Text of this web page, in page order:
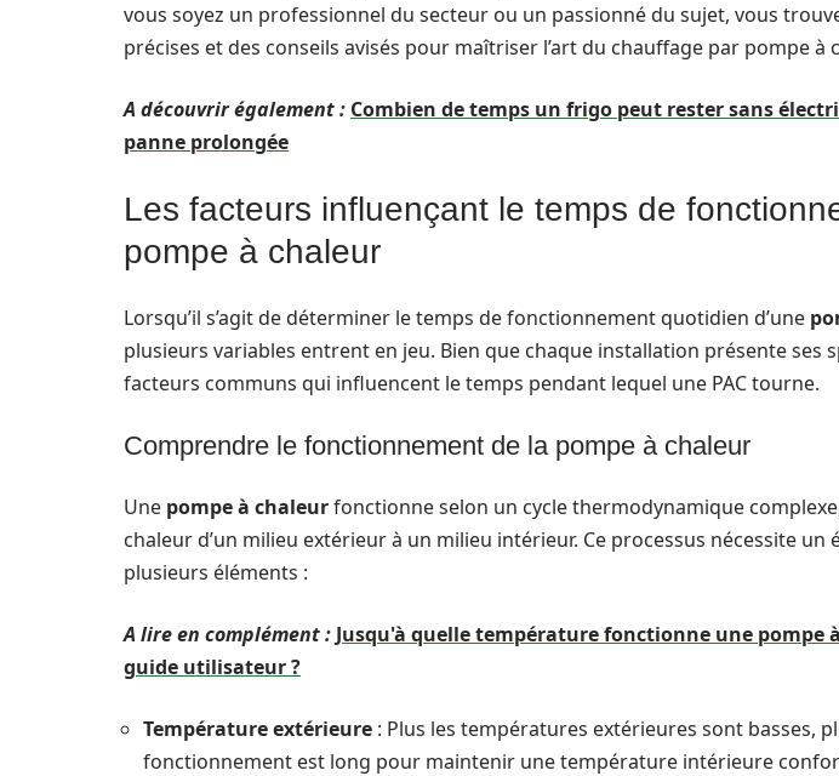
vous soyez un professionnel du secteur ou un passionné du sujet, vous
précises et des conseils avisés pour maîtriser l’art du chauffage par pompe à
A découvrir également : Combien de temps un frigo peut rester sans
panne prolongée
Les facteurs influençant le temps de
pompe à chaleur
Lorsqu’il s’agit de déterminer le temps de fonctionnement quotidien d’une
plusieurs variables entrent en jeu. Bien que chaque installation présente ses
facteurs communs qui influencent le temps pendant lequel une PAC tourne.
Comprendre le fonctionnement de la pompe à chaleur
Une pompe à chaleurfonctionne selon un cycle thermodynamique
chaleur d’un milieu extérieur à un milieu intérieur. Ce processus nécessite
plusieurs éléments :
A lire en complément : Jusqu'à quelle température fonctionne une pompe
guide utilisateur ?
Température extérieure : Plus les températures extérieures sont basses,
fonctionnement est long pour maintenir une température intérieure